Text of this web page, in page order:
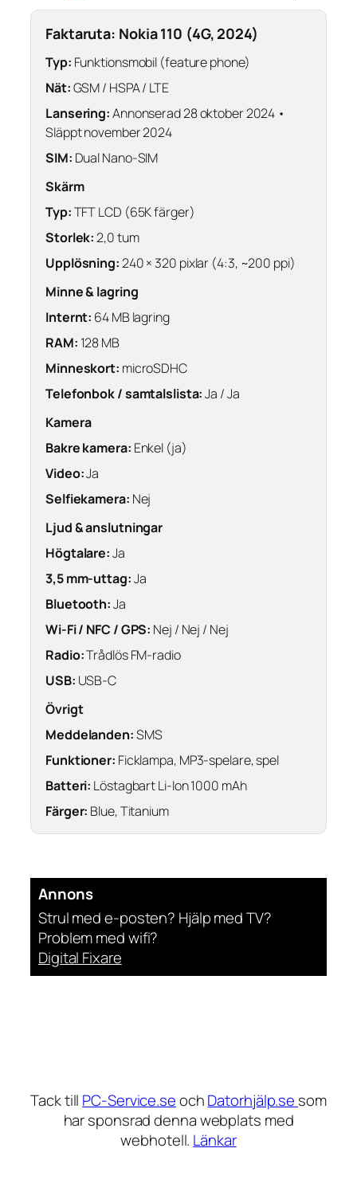
Faktaruta: Nokia 110 (4G, 2024)
Typ: Funktionsmobil (feature phone)
Nät:GSM / HSPA / LTE
Lansering:Annonserad 28 oktober 2024 •
Släppt november 2024
SIM: Dual Nano-SIM
Skärm
Typ:TFT LCD (65K färger)
Storlek:2,0 tum
Upplösning:240 × 320 pixlar (4:3, ~200 ppi)
Minne & lagring
Internt: 64 MB lagring
RAM: 128 MB
Minneskort: microSDHC
Telefonbok / samtalslista:Ja / Ja
Kamera
Bakre kamera: Enkel (ja)
Video:Ja
Selfiekamera: Nej
Ljud & anslutningar
Högtalare:Ja
3,5 mm-uttag:Ja
Bluetooth:Ja
Wi-Fi / NFC / GPS: Nej / Nej / Nej
Radio:Trådlös FM-radio
USB: USB-C
Övrigt
Meddelanden:SMS
Funktioner: Ficklampa, MP3-spelare, spel
Batteri: Löstagbart Li-Ion 1000 mAh
Färger: Blue, Titanium
Annons
Strul med e-posten? Hjälp med TV?
Problem med wifi?
Digital Fixare
Tack till PC-Service.seochDatorhjälp.se som
har sponsrad denna webplats med
webhotell. Länkar